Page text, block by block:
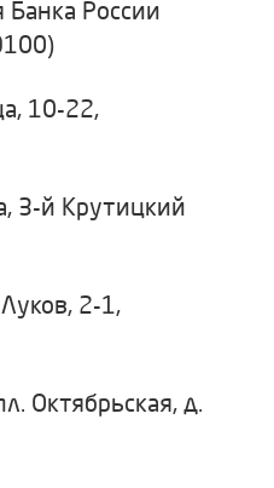
России
10-22,
3-й Крутицкий
2-1,
Октябрьская, д.